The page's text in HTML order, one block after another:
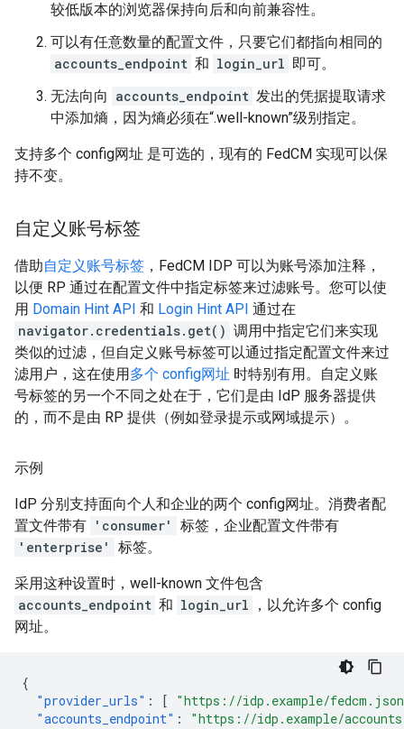
较低版本的浏览器保持向后和向前兼容性。
可以有任意数量的配置文件，只要它们都指向相同的
accounts_endpoint 和 login_url 即可。
无法向向 accounts_endpoint 发出的凭据提取请求
中添加熵，因为熵必须在“.well-known”级别指定。
支持多个 config网址 是可选的，现有的 FedCM 实现可以保
持不变。
自定义账号标签
借助自定义账号标签 ，FedCM IDP 可以为账号添加注释，
以便 RP 通过在配置文件中指定标签来过滤账号。您可以使
用 Domain Hint API 和 Login Hint API 通过在
navigator.credentials.get() 调用中指定它们来实现
类似的过滤，但自定义账号标签可以通过指定配置文件来过
滤用户，这在使用多个 config网址 时特别有用。自定义账
号标签的另一个不同之处在于，它们是由 IdP 服务器提供
的，而不是由 RP 提供（例如登录提示或网域提示）。
示例
IdP 分别支持面向个人和企业的两个 config网址。消费者配
置文件带有 'consumer'
标签，企业配置文件带有
'enterprise'
标签。
采用这种设置时，well-known 文件包含
accounts_endpoint 和 login_url
，以允许多个 config
网址。
{
"provider_urls" : [
"https://idp.example/
"accounts_endpoint" :
"https://idp.example/